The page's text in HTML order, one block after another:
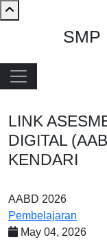
Skip to main content
SMP
Main
LINK
DIGITAL
KENDARI
AABD 2026
Pembelajaran
May 04, 2026